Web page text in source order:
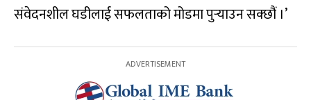
संवेदनशील घडीलाई सफलताको मोडमा पुर्‍याउन सक्छौं ।’